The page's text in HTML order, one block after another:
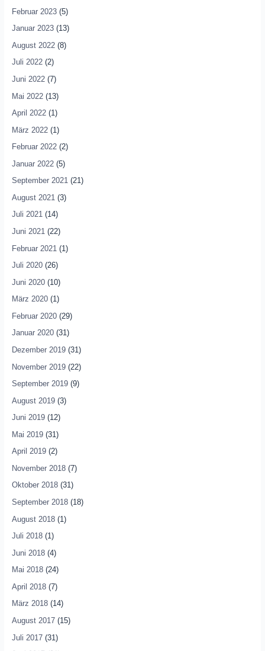
Februar 2023(5)
Januar 2023(13)
August 2022(8)
Juli 2022(2)
Juni 2022(7)
Mai 2022(13)
April 2022(1)
März 2022(1)
Februar 2022(2)
Januar 2022(5)
September 2021(21)
August 2021 (3)
Juli 2021(14)
Juni 2021(22)
Februar 2021 (1)
Juli 2020(26)
Juni 2020(10)
März 2020(1)
Februar 2020(29)
Januar 2020(31)
Dezember 2019(31)
November 2019(22)
September 2019(9)
August 2019(3)
Juni 2019(12)
Mai 2019(31)
April 2019(2)
November 2018(7)
Oktober 2018(31)
September 2018(18)
August 2018(1)
Juli 2018(1)
Juni 2018(4)
Mai 2018(24)
April 2018(7)
März 2018(14)
August 2017(15)
Juli 2017(31)